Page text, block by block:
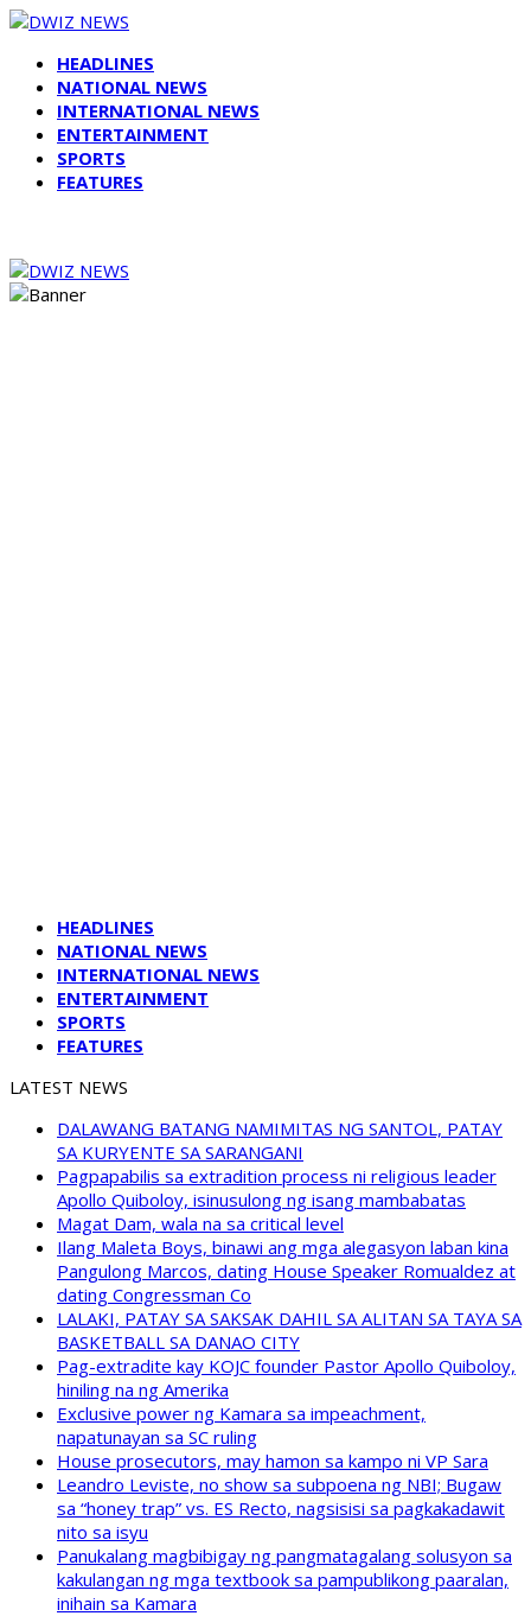
HEADLINES
NATIONAL NEWS
INTERNATIONAL NEWS
ENTERTAINMENT
SPORTS
FEATURES
HEADLINES
NATIONAL NEWS
INTERNATIONAL NEWS
ENTERTAINMENT
SPORTS
FEATURES
LATEST NEWS
DALAWANG BATANG NAMIMITAS NG SANTOL, PATAY
SA KURYENTE SA SARANGANI
Pagpapabilis sa extradition process ni religious leader
Apollo Quiboloy, isinusulong ng isang mambabatas
Magat Dam, wala na sa critical level
Ilang Maleta Boys, binawi ang mga alegasyon laban kina
Pangulong Marcos, dating House Speaker Romualdez at
dating Congressman Co
LALAKI, PATAY SA SAKSAK DAHIL SA ALITAN SA TAYA SA
BASKETBALL SA DANAO CITY
Pag-extradite kay KOJC founder Pastor Apollo Quiboloy,
hiniling na ng Amerika
Exclusive power ng Kamara sa impeachment,
napatunayan sa SC ruling
House prosecutors, may hamon sa kampo ni VP Sara
Leandro Leviste, no show sa subpoena ng NBI; Bugaw
sa “honey trap” vs. ES Recto, nagsisisi sa pagkakadawit
nito sa isyu
Panukalang magbibigay ng pangmatagalang solusyon sa
kakulangan ng mga textbook sa pampublikong paaralan,
inihain sa Kamara